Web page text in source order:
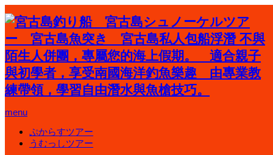
menu
ぷからすツアー
うむっしツアー
ホーム
電灯潜り
電灯潜り
宮古島魚突き